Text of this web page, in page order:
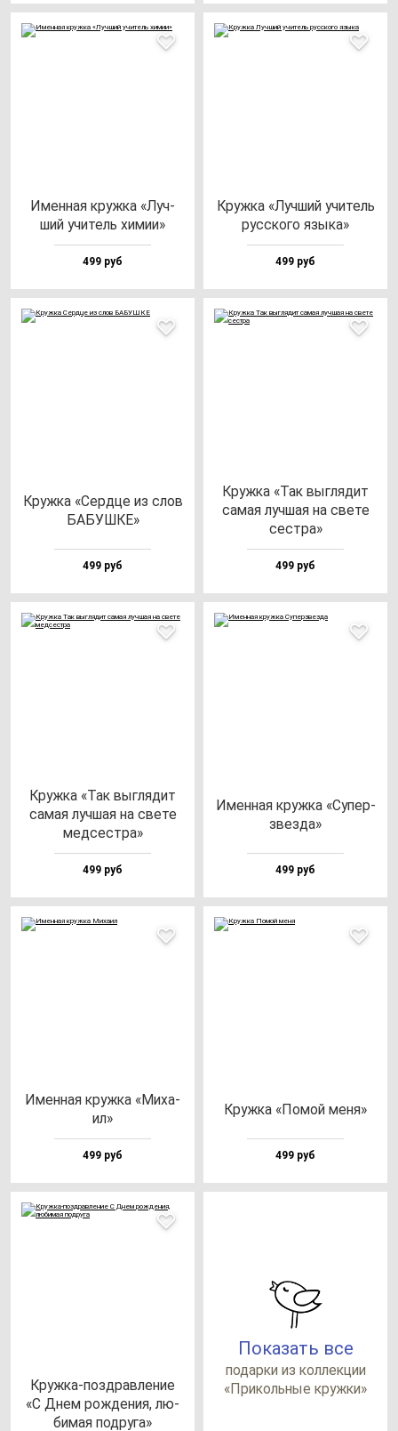
Имен­ная круж­ка «Луч­
ший учи­тель хи­мии»
499 руб
Круж­ка «Луч­ший учи­тель
рус­ско­го язы­ка»
499 руб
Круж­ка «Сер­дце из слов
БАБУШКЕ»
499 руб
Круж­ка «Так выг­ля­дит
са­мая луч­шая на све­те
сес­тра»
499 руб
Круж­ка «Так выг­ля­дит
са­мая луч­шая на све­те
мед­сес­тра»
499 руб
Имен­ная круж­ка «Супер­
звез­да»
499 руб
Имен­ная круж­ка «Миха­
ил»
499 руб
Круж­ка «Помой ме­ня»
499 руб
Круж­ка-поз­драв­ле­ние
«С Днем рож­де­ния, лю­
би­мая под­ру­га»
Показать все
по­дар­ки из кол­лек­ции
«При­коль­ные круж­ки»